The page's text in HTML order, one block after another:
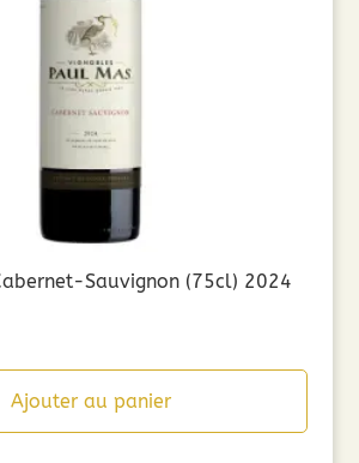
Sauvignon (75cl) 2024
Ajouter au panier